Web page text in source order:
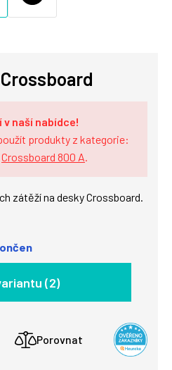
naší nabídce!
produkty z kategorie:
Crossboard 800 A.
zátěží na desky Crossboard.
(2)
Porovnat